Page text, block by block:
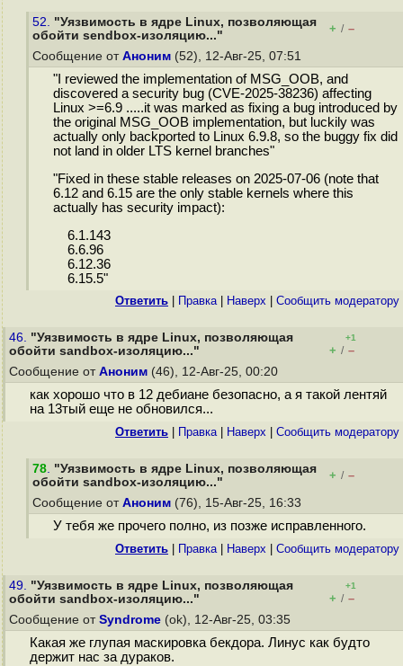
52. "Уязвимость в ядре Linux, позволяющая
обойти sendbox-изоляцию..."
+ / –
Сообщение от Аноним (52), 12-Авг-25, 07:51
"I reviewed the implementation of MSG_OOB, and
discovered a security bug (CVE-2025-38236) affecting
Linux >=6.9 .....it was marked as fixing a bug introduced by
the original MSG_OOB implementation, but luckily was
actually only backported to Linux 6.9.8, so the buggy fix did
not land in older LTS kernel branches"
"Fixed in these stable releases on 2025-07-06 (note that
6.12 and 6.15 are the only stable kernels where this
actually has security impact):
6.1.143
6.6.96
6.12.36
6.15.5"
Ответить Правка| Наверх Cообщить модератору
46. "Уязвимость в ядре Linux, позволяющая
обойти sandbox-изоляцию..."
+1
+ / –
Сообщение от Аноним (46), 12-Авг-25, 00:20
как хорошо что в 12 дебиане безопасно, а я такой лентяй
на 13тый еще не обновился...
Ответить Правка| Наверх Cообщить модератору
78. "Уязвимость в ядре Linux, позволяющая
обойти sandbox-изоляцию..."
+ / –
Сообщение от Аноним (76), 15-Авг-25, 16:33
У тебя же прочего полно, из позже исправленного.
Ответить Правка| Наверх Cообщить модератору
49. "Уязвимость в ядре Linux, позволяющая
обойти sandbox-изоляцию..."
+1
+ / –
Сообщение от Syndrome (ok), 12-Авг-25, 03:35
Какая же глупая маскировка бекдора. Линус как будто
держит нас за дураков.